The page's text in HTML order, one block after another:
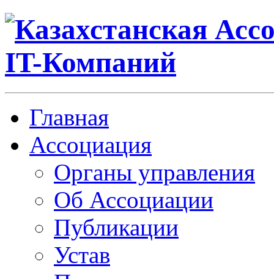
Главная
Ассоциация
Органы управления
Об Ассоциации
Публикации
Устав